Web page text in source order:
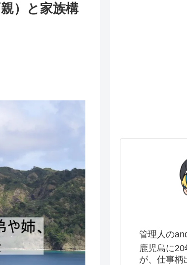
）と家族構
管理人の
鹿児島に
が、仕事柄